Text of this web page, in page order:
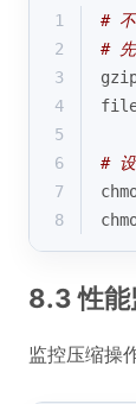
1
# 不
2
# 先
3
4
file
5
6
# 设
7
8
8.3 性能
监控压缩操